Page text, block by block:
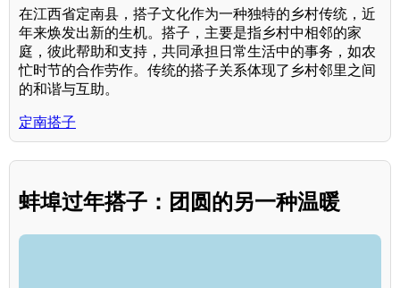
在江西省定南县，搭子文化作为一种独特的乡村传统，近
年来焕发出新的生机。搭子，主要是指乡村中相邻的家
庭，彼此帮助和支持，共同承担日常生活中的事务，如农
忙时节的合作劳作。传统的搭子关系体现了乡村邻里之间
的和谐与互助。
定南搭子
蚌埠过年搭子：团圆的另一种温暖